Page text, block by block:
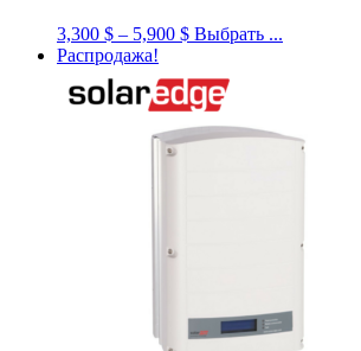
3,300 $ – 5,900 $ Выбрать ...
Распродажа!